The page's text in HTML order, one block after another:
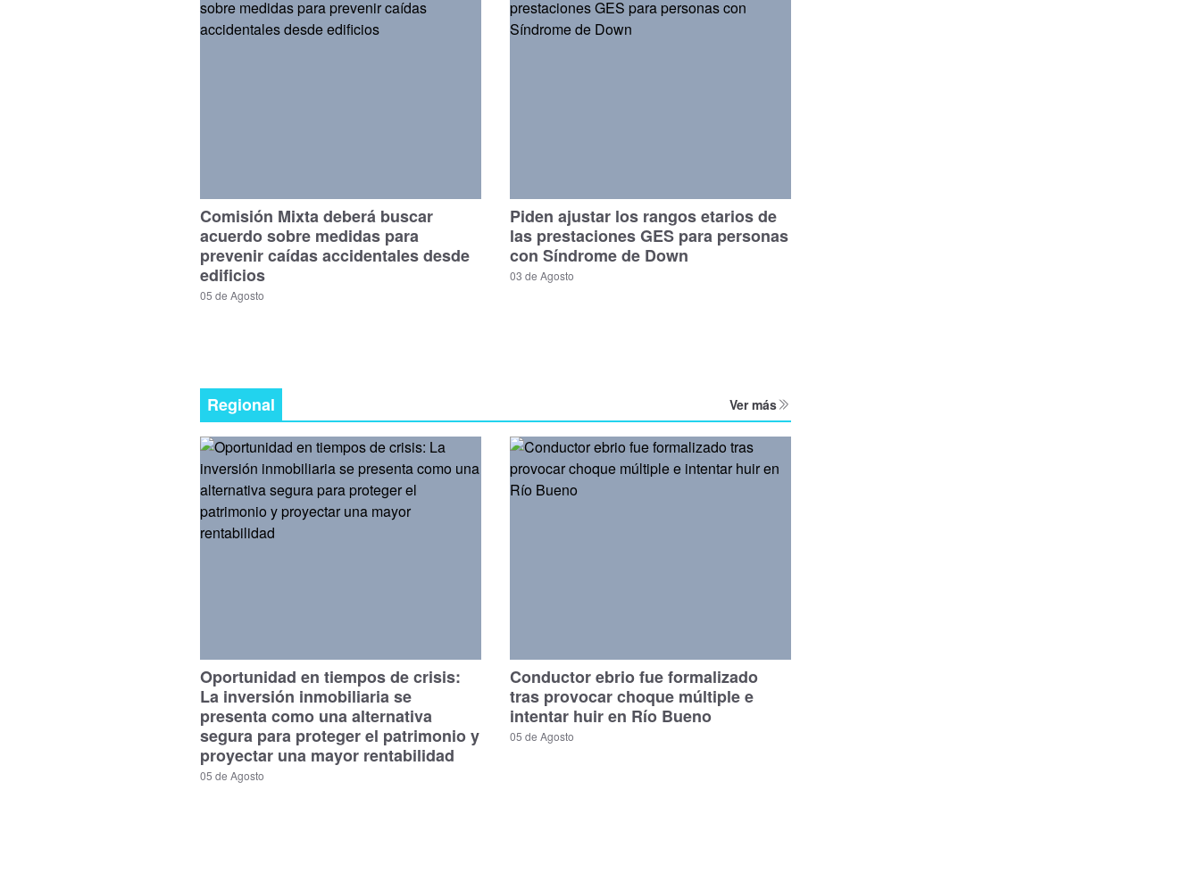
Comisión Mixta deberá buscar
acuerdo sobre medidas para
prevenir caídas accidentales desde
edificios
05 de Agosto
Piden ajustar los rangos etarios de
las prestaciones GES para personas
con Síndrome de Down
03 de Agosto
Regional Ver más
Oportunidad en tiempos de crisis:
La inversión inmobiliaria se
presenta como una alternativa
segura para proteger el patrimonio y
proyectar una mayor rentabilidad
05 de Agosto
Conductor ebrio fue formalizado
tras provocar choque múltiple e
intentar huir en Río Bueno
05 de Agosto